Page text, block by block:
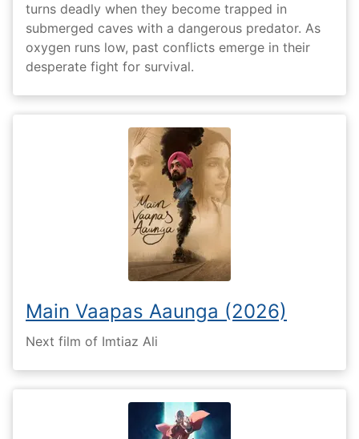
turns deadly when they become trapped in
submerged caves with a dangerous predator. As
oxygen runs low, past conflicts emerge in their
desperate fight for survival.
Main Vaapas Aaunga (2026)
Next film of Imtiaz Ali